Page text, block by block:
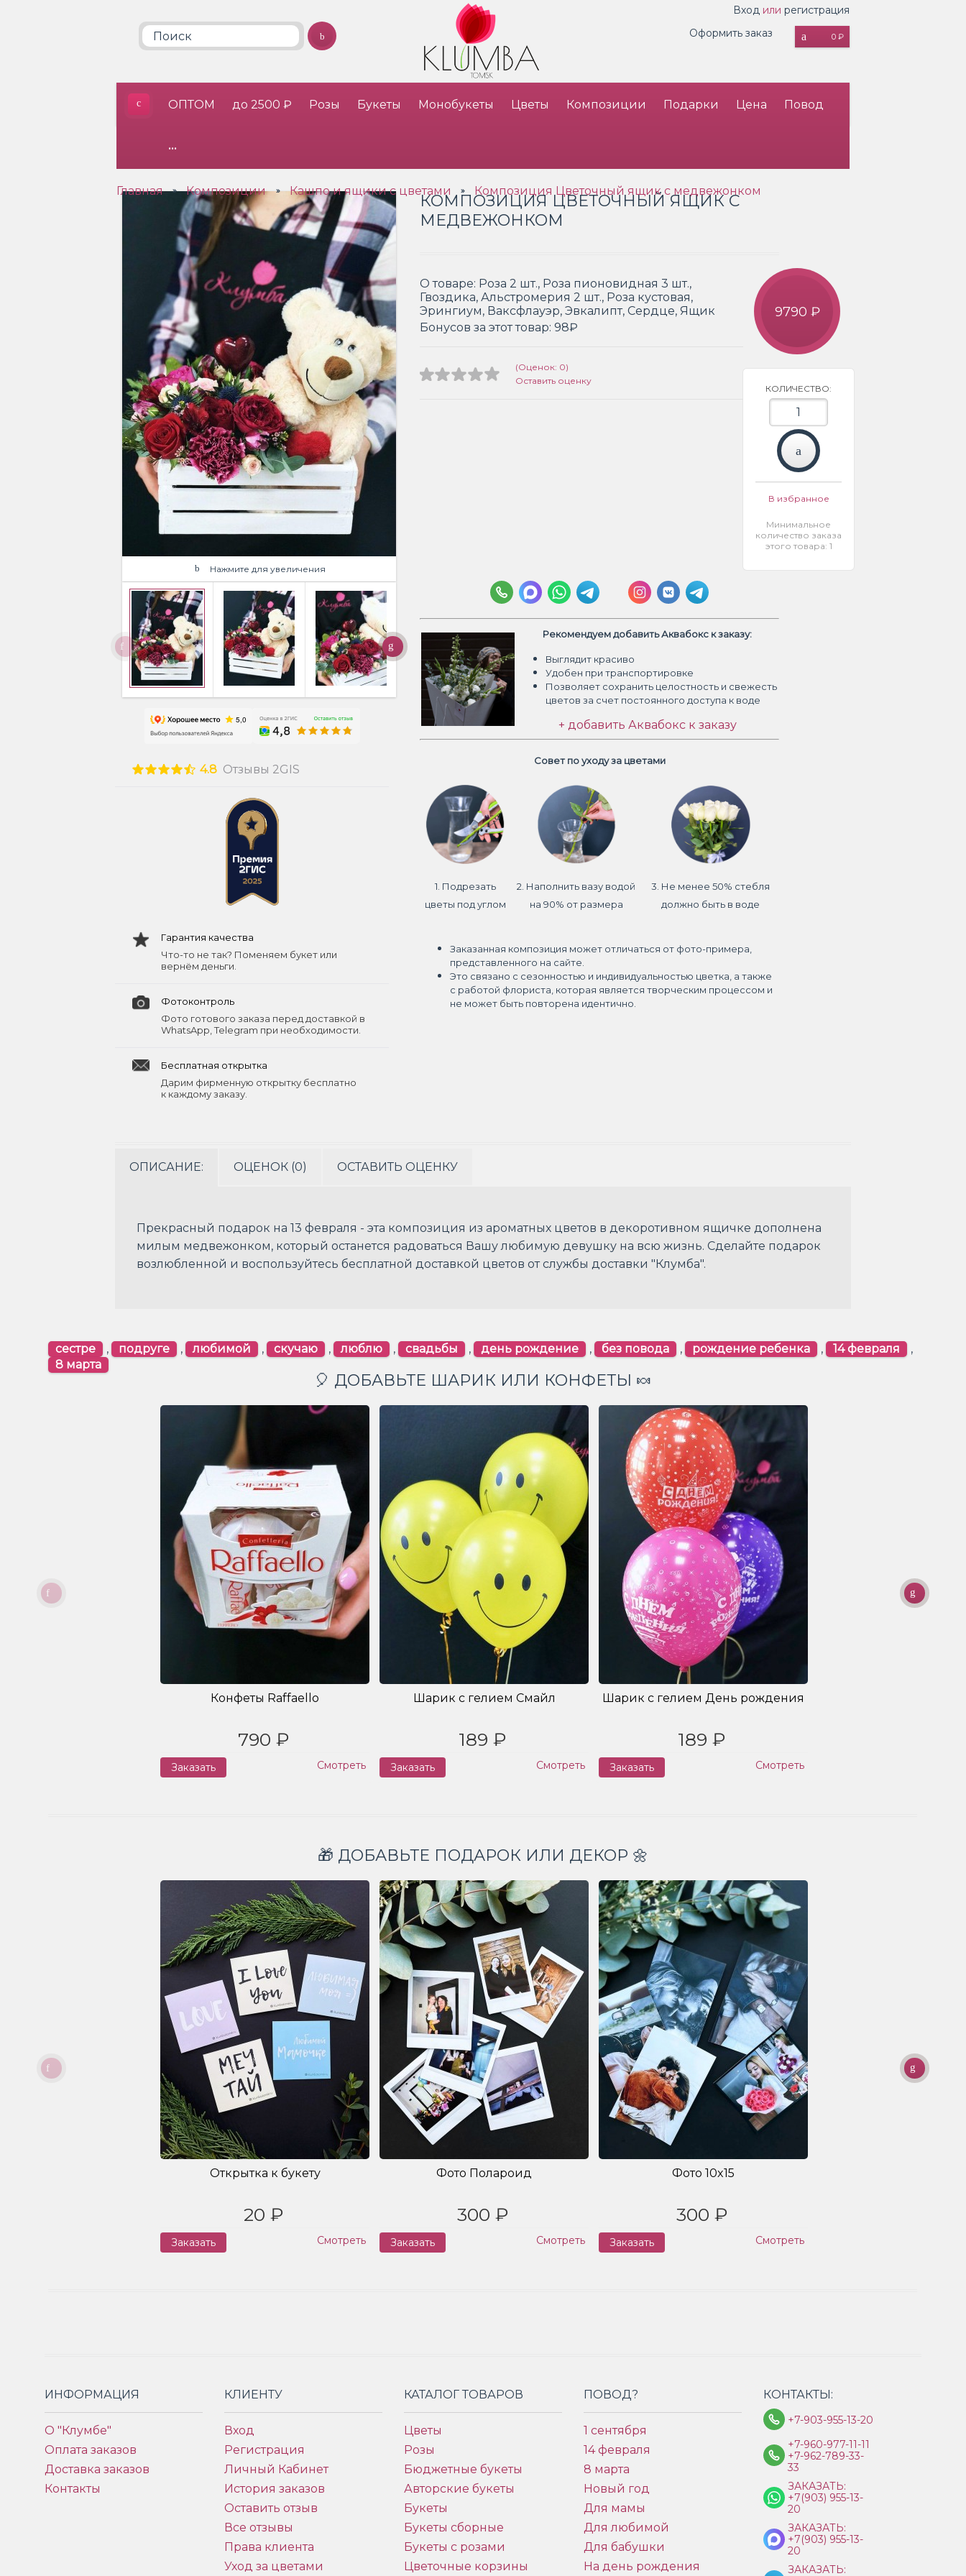
Вход или регистрация
0 ₽
Оформить заказ
ОПТОМ до 2500 ₽ Розы Букеты Монобукеты Цветы Композиции Подарки Цена Повод
•••
Главная » Композиции » Кашпо и ящики с цветами » Композиция Цветочный ящик с медвежонком
Нажмите для увеличения
4.8 Отзывы 2GIS
Гарантия качества
Что-то не так? Поменяем букет или
вернём деньги.
Фотоконтроль
Фото готового заказа перед доставкой в
WhatsApp, Telegram при необходимости.
Бесплатная открытка
Дарим фирменную открытку бесплатно
к каждому заказу.
КОМПОЗИЦИЯ ЦВЕТОЧНЫЙ ЯЩИК С
МЕДВЕЖОНКОМ
О товаре: Роза 2 шт., Роза пионовидная 3 шт.,
Гвоздика, Альстромерия 2 шт., Роза кустовая,
Эрингиум, Ваксфлауэр, Эвкалипт, Сердце, Ящик
Бонусов за этот товар: 98₽
(Оценок: 0)
Оставить оценку
9790 ₽
КОЛИЧЕСТВО:
В избранное
Минимальное
количество заказа
этого товара: 1
Рекомендуем добавить Аквабокс к заказу:
Выглядит красиво
Удобен при транспортировке
Позволяет сохранить целостность и свежесть
цветов за счет постоянного доступа к воде
+ добавить Аквабокс к заказу
Совет по уходу за цветами
1. Подрезать
цветы под углом
2. Наполнить вазу водой
на 90% от размера
3. Не менее 50% стебля
должно быть в воде
Заказанная композиция может отличаться от фото-примера,
представленного на сайте.
Это связано с сезонностью и индивидуальностью цветка, а также
с работой флориста, которая является творческим процессом и
не может быть повторена идентично.
ОПИСАНИЕ: ОЦЕНОК (0) ОСТАВИТЬ ОЦЕНКУ
Прекрасный подарок на 13 февраля - эта композиция из ароматных цветов в декоротивном ящичке дополнена
милым медвежонком, который останется радоваться Вашу любимую девушку на всю жизнь. Сделайте подарок
возлюбленной и воспользуйтесь бесплатной доставкой цветов от службы доставки "Клумба".
сестре , подруге , любимой , скучаю , люблю , свадьбы , день рождение , без повода , рождение ребенка , 14 февраля
,
8 марта
🎈 ДОБАВЬТЕ ШАРИК ИЛИ КОНФЕТЫ 🍬
Конфеты Raffaello
790 ₽
Заказать Смотреть
Шарик с гелием Смайл
189 ₽
Заказать Смотреть
Шарик с гелием День рождения
189 ₽
Заказать Смотреть
🎁 ДОБАВЬТЕ ПОДАРОК ИЛИ ДЕКОР 🌼
Открытка к букету
20 ₽
Заказать Смотреть
Фото Полароид
300 ₽
Заказать Смотреть
Фото 10x15
300 ₽
Заказать Смотреть
ИНФОРМАЦИЯ
О "Клумбе"
Оплата заказов
Доставка заказов
Контакты
КЛИЕНТУ
Вход
Регистрация
Личный Кабинет
История заказов
Оставить отзыв
Все отзывы
Права клиента
Уход за цветами
КАТАЛОГ ТОВАРОВ
Цветы
Розы
Бюджетные букеты
Авторские букеты
Букеты
Букеты сборные
Букеты с розами
Цветочные корзины
ПОВОД?
1 сентября
14 февраля
8 марта
Новый год
Для мамы
Для любимой
Для бабушки
На день рождения
КОНТАКТЫ:
+7-903-955-13-20
+7-960-977-11-11
+7-962-789-33-
33
ЗАКАЗАТЬ:
+7(903) 955-13-
20
ЗАКАЗАТЬ:
+7(903) 955-13-
20
ЗАКАЗАТЬ: